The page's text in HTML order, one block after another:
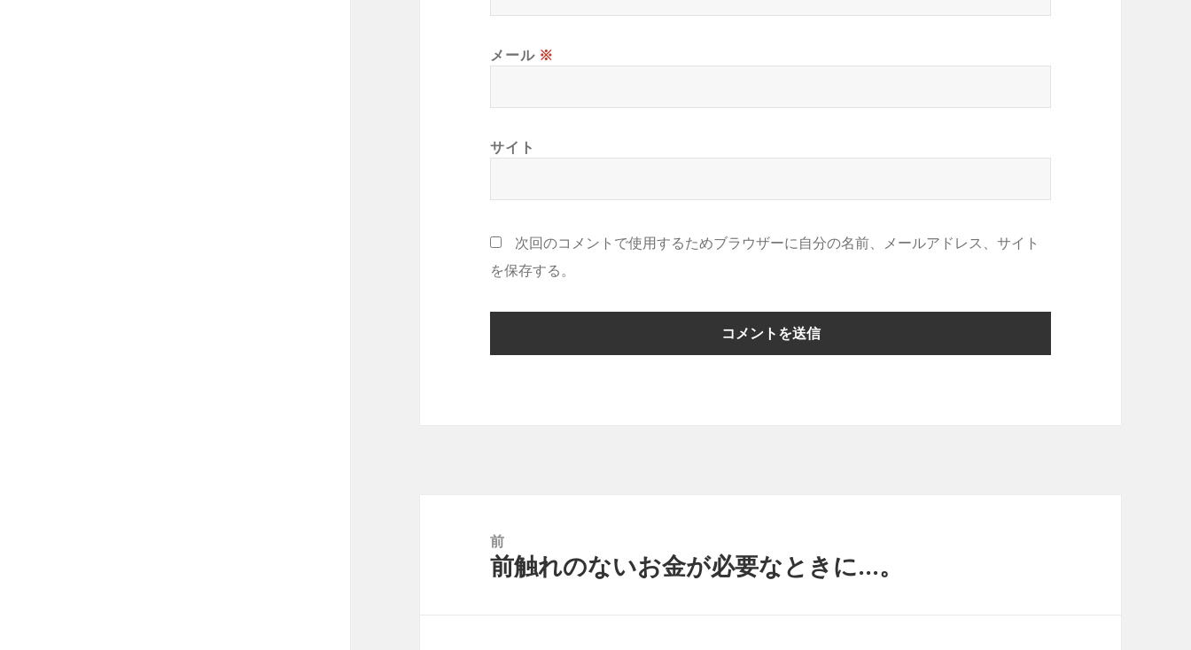
メール ※
サイト
次回のコメントで使用するためブラウザーに自分の名前、メールアドレス、サイト
を保存する。
前
前
前触れのないお金が必要なときに…。